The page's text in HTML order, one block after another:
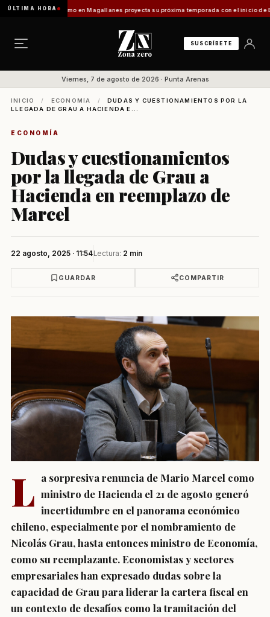
ÚLTIMA HORA
Turismo en Magallanes proyecta su próxima temporada con el inicio de Enprotur
SUSCRÍBETE
Viernes, 7 de agosto de 2026 · Punta Arenas
INICIO / ECONOMÍA /
DUDAS Y CUESTIONAMIENTOS POR LA
LLEGADA DE GRAU A HACIENDA E...
ECONOMÍA
Dudas y cuestionamientos
por la llegada de Grau a
Hacienda en reemplazo de
Marcel
22 agosto, 2025 · 11:54Lectura: 2 min
GUARDAR COMPARTIR
L a sorpresiva renuncia de Mario Marcel como
ministro de Hacienda el 21 de agosto generó
incertidumbre en el panorama económico
chileno, especialmente por el nombramiento de
Nicolás Grau, hasta entonces ministro de Economía,
como su reemplazante. Economistas y sectores
empresariales han expresado dudas sobre la
capacidad de Grau para liderar la cartera fiscal en
un contexto de desafíos como la tramitación del